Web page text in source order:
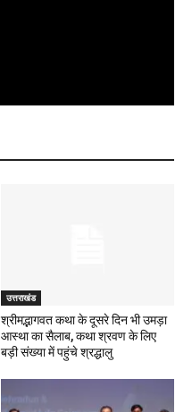
उत्तराखंड
श्रीमद्भागवत कथा के दूसरे दिन भी उमड़ा
आस्था का सैलाब, कथा श्रवण के लिए
बड़ी संख्या में पहुंचे श्रद्धालु